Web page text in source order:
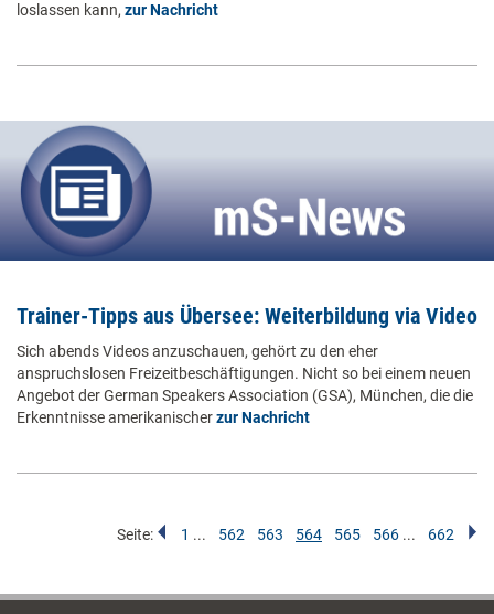
loslassen kann, zur Nachricht
Trainer-Tipps aus Übersee: Weiterbildung via Video
Sich abends Videos anzuschauen, gehört zu den eher
anspruchslosen Freizeitbeschäftigungen. Nicht so bei einem neuen
Angebot der German Speakers Association (GSA), München, die die
Erkenntnisse amerikanischerzur Nachricht
Seite: 1 ... 562 563 564 565 566 ... 662